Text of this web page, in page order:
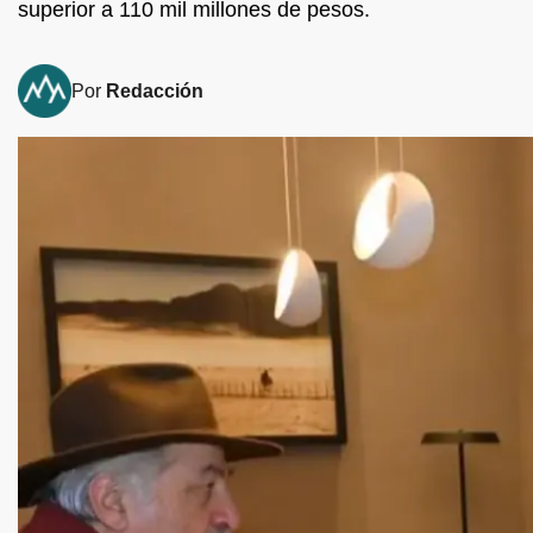
superior a 110 mil millones de pesos.
Por Redacción